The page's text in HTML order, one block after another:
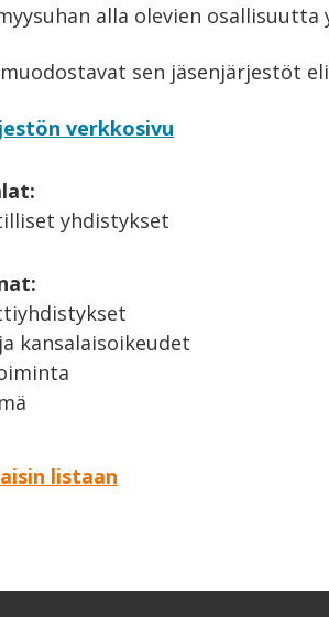
alla olevien osallisuutta
sen jäsenjärjestöt
verkkosivu
yhdistykset
kansalaisoikeudet
listaan